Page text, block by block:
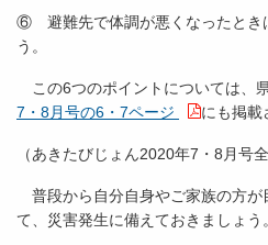
⑥ 避難先で体調が悪くなったとき
う。
この6つのポイントについては、
7・8月号の6・7ページ
にも掲載
（あきたびじょん2020年7・8月号
普段から自分自身やご家族の方が
て、災害発生に備えておきましょう。